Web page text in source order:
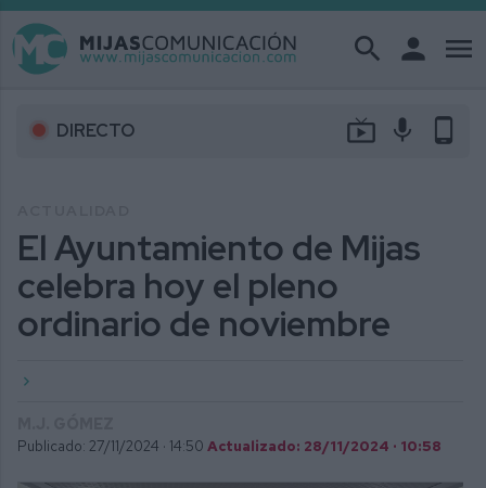
search person menu
DIRECTO live_tv mic phone_android
El Ayuntamiento de Mijas
celebra hoy el pleno
ordinario de noviembre
Publicado: 27/11/2024 · 14:50 Actualizado: 28/11/2024 · 10:58